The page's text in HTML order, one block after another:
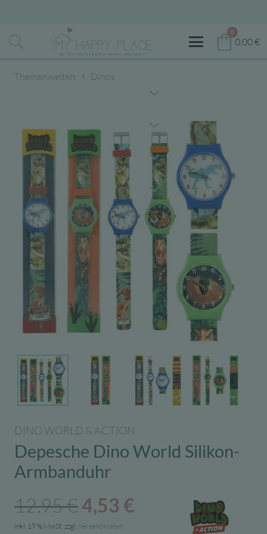
0
0,00€
Themenwelten Dinos
DINO WORLD & ACTION
Depesche Dino World Silikon-
Armbanduhr
12,95€Ursprünglicher
Preis
4,53 € Aktueller
inkl. 19 % MwSt. zzgl. Versandkosten